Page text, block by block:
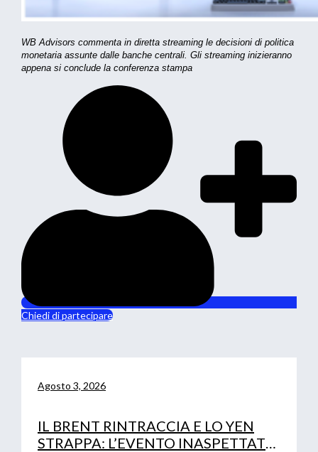
WB Advisors commenta in diretta streaming le decisioni di politica
monetaria assunte dalle banche centrali. Gli streaming inizieranno
appena si conclude la conferenza stampa
Chiedi di partecipare
Agosto 3, 2026
IL BRENT RINTRACCIA E LO YEN
STRAPPA: L’EVENTO INASPETTATO